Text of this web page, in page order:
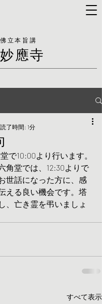
佛立本旨講
妙應寺
読了時間: 1分
で10:00より行います。
角堂では、12:30よりで
世話になった方に、感
える良い機会です。塔
、亡き霊を弔いましょ
すべて表示